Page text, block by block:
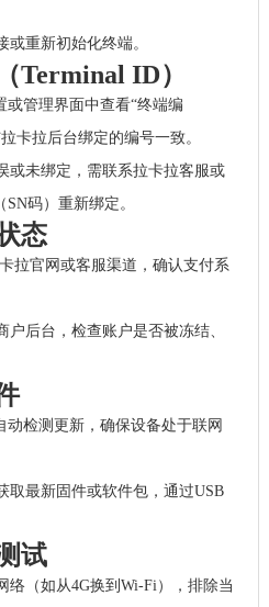
重新初始化终端。
Terminal ID）
或管理界面中查看“终端编
卡拉后台绑定的编号一致。
或未绑定，需联系拉卡拉客服或
码）重新绑定。
态
拉官网或客服渠道，确认支付系
户后台，检查账户是否被冻结、
动检测更新，确保设备处于联网
取最新固件或软件包，通过USB
试
络（如从4G换到Wi-Fi），排除当